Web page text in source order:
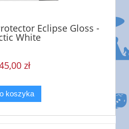
Eclipse Gloss -
White
zł
koszyka